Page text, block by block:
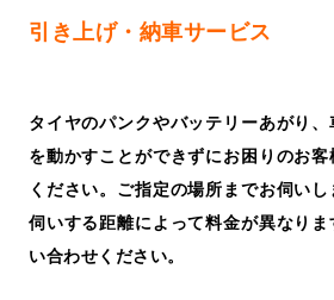
引き上げ・納車サービス
タイヤのパンクやバッテリーあがり
を動かすことができずにお困りのお
ください。ご指定の場所までお伺い
伺いする距離によって料金が異なり
い合わせください。